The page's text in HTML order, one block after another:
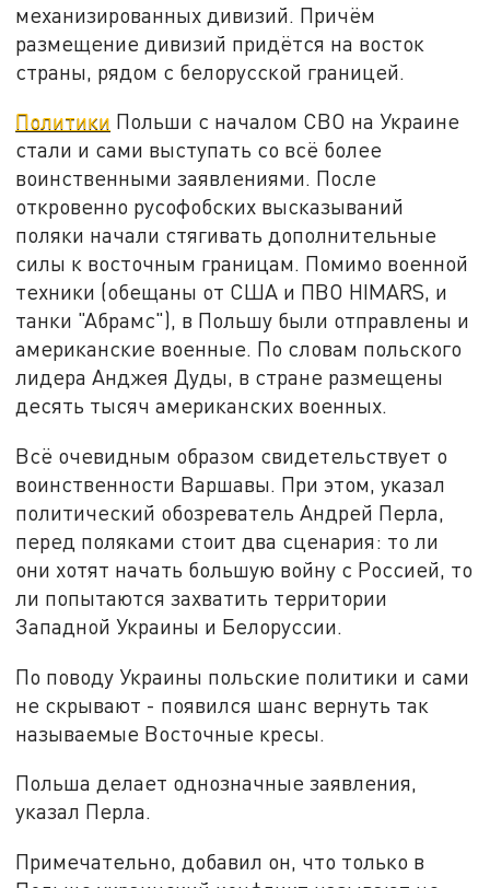
механизированных дивизий. Причём
размещение дивизий придётся на восток
страны, рядом с белорусской границей.
Политики Польши с началом СВО на Украине
стали и сами выступать со всё более
воинственными заявлениями. После
откровенно русофобских высказываний
поляки начали стягивать дополнительные
силы к восточным границам. Помимо военной
техники (обещаны от США и ПВО HIMARS, и
танки "Абрамс"), в Польшу были отправлены и
американские военные. По словам польского
лидера Анджея Дуды, в стране размещены
десять тысяч американских военных.
Всё очевидным образом свидетельствует о
воинственности Варшавы. При этом, указал
политический обозреватель Андрей Перла,
перед поляками стоит два сценария: то ли
они хотят начать большую войну с Россией, то
ли попытаются захватить территории
Западной Украины и Белоруссии.
По поводу Украины польские политики и сами
не скрывают - появился шанс вернуть так
называемые Восточные кресы.
Польша делает однозначные заявления,
указал Перла.
Примечательно, добавил он, что только в